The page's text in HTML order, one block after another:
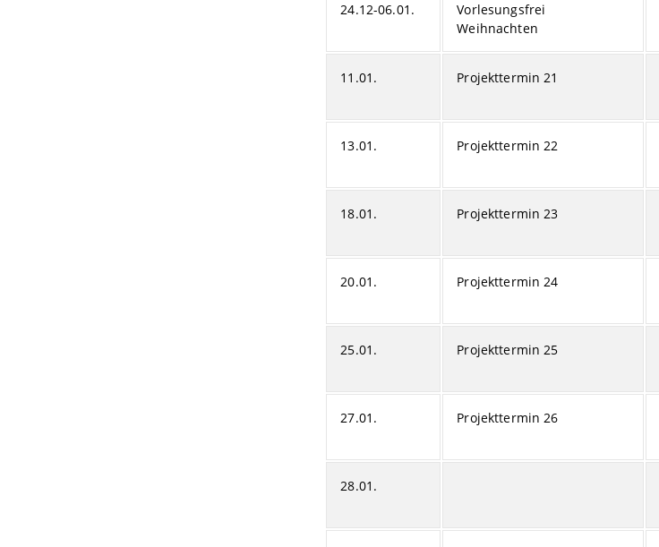
24.12-06.01.
Vorlesungsfrei
Weihnachten
11.01. Projekttermin 21
13.01. Projekttermin 22
18.01. Projekttermin 23
20.01. Projekttermin 24
25.01. Projekttermin 25
27.01. Projekttermin 26
28.01.